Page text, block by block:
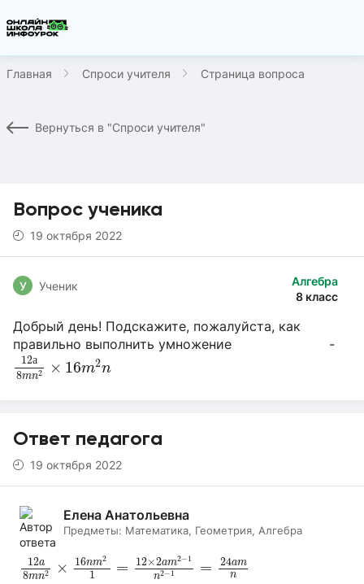
Главная Спроси учителя Страница вопроса
Вернуться в "Спроси учителя"
Вопрос ученика
19 октября 2022
Алгебра
8 класс
У Ученик
Добрый день! Подскажите, пожалуйста, как
правильно выполнить умножение -
12а
8mn2 × 16m2n
12а8mn2 ×16m2n
Ответ педагога
19 октября 2022
Елена Анатольевна
Предметы: Математика, Геометрия, Алгебра
12a
8mn2 × 16nm2
1 = 12×2am2−1
n2−1 = 24am
n
12a n2×16 m2 1=12× m2−